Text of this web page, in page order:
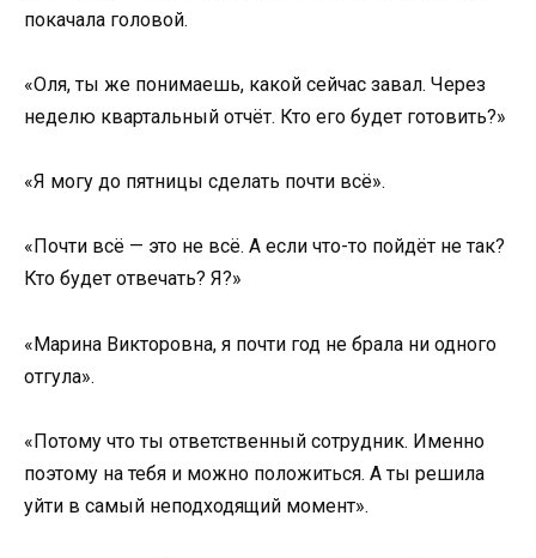
покачала головой.
«Оля, ты же понимаешь, какой сейчас завал. Через
неделю квартальный отчёт. Кто его будет готовить?»
«Я могу до пятницы сделать почти всё».
«Почти всё — это не всё. А если что-то пойдёт не так?
Кто будет отвечать? Я?»
«Марина Викторовна, я почти год не брала ни одного
отгула».
«Потому что ты ответственный сотрудник. Именно
поэтому на тебя и можно положиться. А ты решила
уйти в самый неподходящий момент».